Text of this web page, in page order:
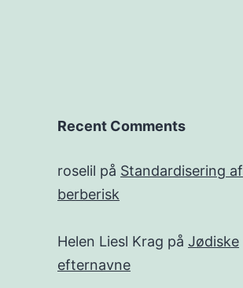
Recent Comments
roselil på Standardisering af
berberisk
Helen Liesl Krag på Jødiske
efternavne